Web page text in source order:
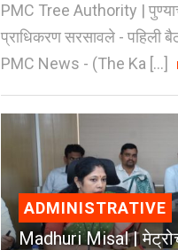
PMC Tree Authority |
प्राधिकरण सरसावले - पहिली
PMC News - (The Ka [...]
ADMINISTRATIVE
Madhuri Misal |